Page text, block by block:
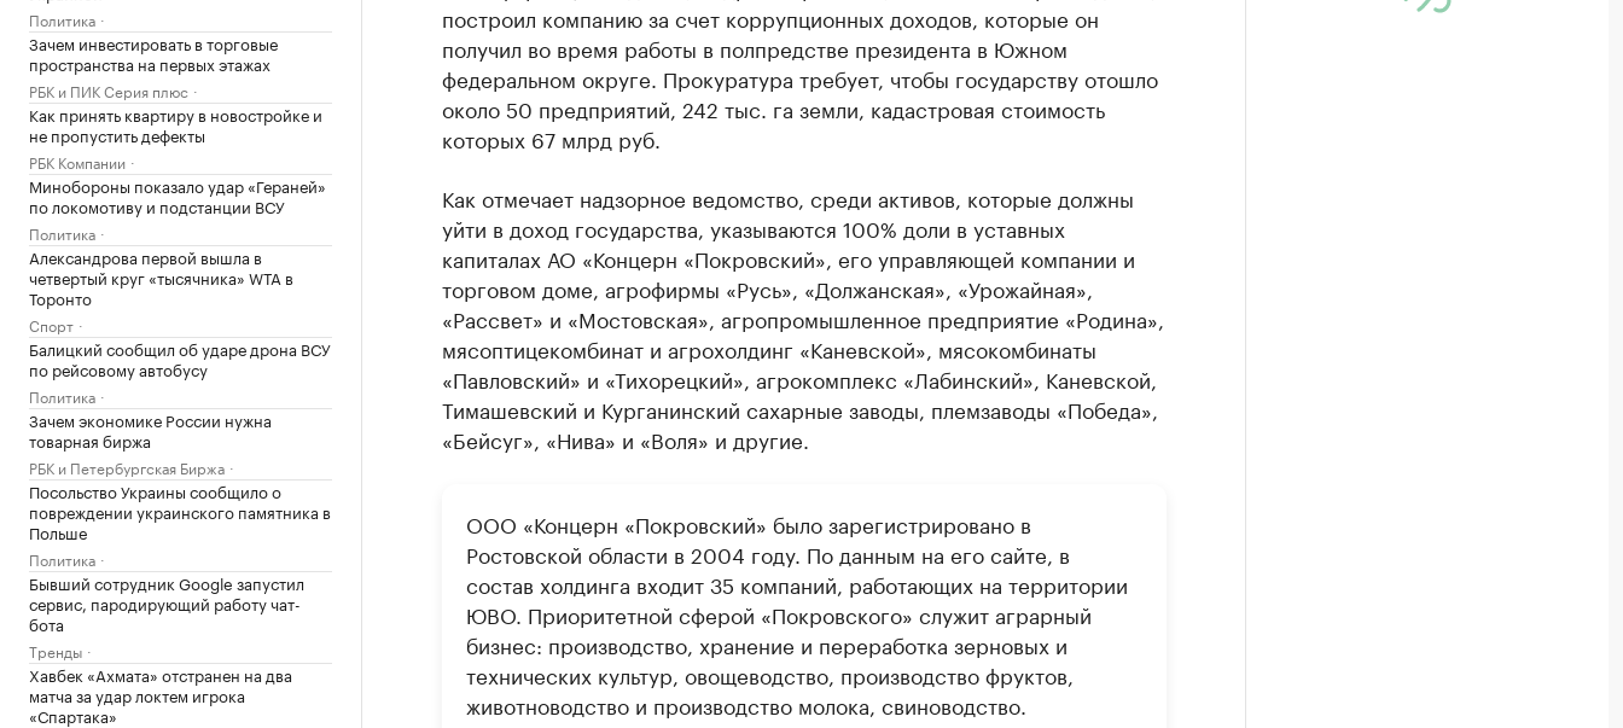
Политика
Зачем инвестировать в торговые
пространства на первых этажах
РБК и ПИК Серия плюс
Как принять квартиру в новостройке и
не пропустить дефекты
РБК Компании
Минобороны показало удар «Гераней»
по локомотиву и подстанции ВСУ
Политика
Александрова первой вышла в
четвертый круг «тысячника» WTA в
Торонто
Спорт
Балицкий сообщил об ударе дрона ВСУ
по рейсовому автобусу
Политика
Зачем экономике России нужна
товарная биржа
РБК и Петербургская Биржа
Посольство Украины сообщило о
повреждении украинского памятника в
Польше
Политика
Бывший сотрудник Google запустил
сервис, пародирующий работу чат-
бота
Тренды
Хавбек «Ахмата» отстранен на два
матча за удар локтем игрока
«Спартака»
построил компанию за счет коррупционных доходов, которые он
получил во время работы в полпредстве президента в Южном
федеральном округе. Прокуратура требует, чтобы государству отошло
около 50 предприятий, 242 тыс. га земли, кадастровая стоимость
которых 67 млрд руб.
Как отмечает надзорное ведомство, среди активов, которые должны
уйти в доход государства, указываются 100% доли в уставных
капиталах АО «Концерн «Покровский», его управляющей компании и
торговом доме, агрофирмы «Русь», «Должанская», «Урожайная»,
«Рассвет» и «Мостовская», агропромышленное предприятие «Родина»,
мясоптицекомбинат и агрохолдинг «Каневской», мясокомбинаты
«Павловский» и «Тихорецкий», агрокомплекс «Лабинский», Каневской,
Тимашевский и Курганинский сахарные заводы, племзаводы «Победа»,
«Бейсуг», «Нива» и «Воля» и другие.
ООО «Концерн «Покровский» было зарегистрировано в
Ростовской области в 2004 году. По данным на его сайте, в
состав холдинга входит 35 компаний, работающих на территории
ЮВО. Приоритетной сферой «Покровского» служит аграрный
бизнес: производство, хранение и переработка зерновых и
технических культур, овощеводство, производство фруктов,
животноводство и производство молока, свиноводство.